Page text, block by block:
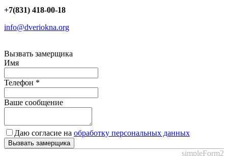
+7(831) 418-00-18
info@dveriokna.org
Вызвать замерщика
Имя
Телефон *
Ваше сообщение
Даю согласие на обработку персональных данных
Вызвать замерщика
simpleForm2